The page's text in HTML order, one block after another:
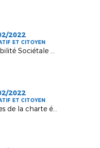
2022
ET CITOYEN
Clip Responsabilité Sociétale des Organisations (RSO) de la FFF
2022
ET CITOYEN
Les 11 principes de la charte éthique de la FFF